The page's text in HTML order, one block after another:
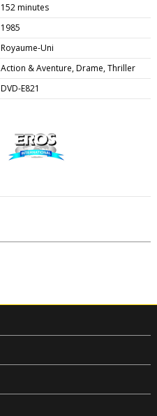
152 minutes
1985
Royaume-Uni
Action & Aventure, Drame, Thriller
DVD-E821